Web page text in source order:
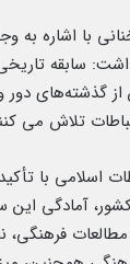
با اشاره به
سابقه
گذشته‌های
تلاش می
اسلامی با
آمادگی این
فرهنگی،